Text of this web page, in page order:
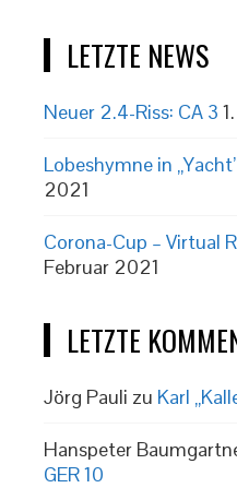
LETZTE NEWS
Neuer 2.4-Riss: CA 3
Lobeshymne in
2021
Corona-Cup – Virtual
Februar 2021
LETZTE
Jörg Pauli zu Karl
Hanspeter
GER 10